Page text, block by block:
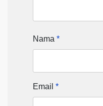
Nama *
Email *